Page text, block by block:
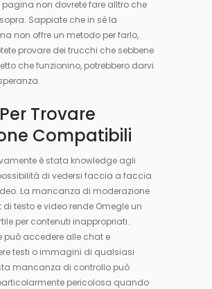
pagina non dovrete fare alltro che
Sappiate che in sé la
non offre un metodo per farlo,
provare dei trucchi che sebbene
che funzionino, potrebbero darvi
Trovare
Compatibili
è stata knowledge agli
di vedersi faccia a faccia
La mancanza di moderazione
di testo e video rende Omegle un
per contenuti inappropriati.
può accedere alle chat e
testi o immagini di qualsiasi
mancanza di controllo può
pericolosa quando